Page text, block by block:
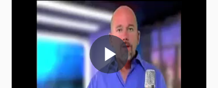
Play